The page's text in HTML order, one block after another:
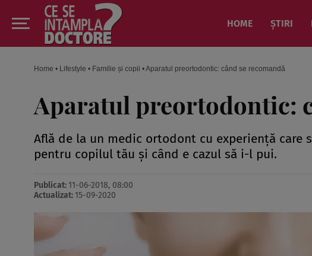
HOME ȘTIRI
Home • Lifestyle • Familie și copii •Aparatul preortodontic: când se recomandă
Aparatul preortodontic:
Află de la un medic ortodont cu experienţă
pentru copilul tău şi când e cazul să i-l pui.
Publicat: 11-06-2018, 08:00
Actualizat: 15-09-2020